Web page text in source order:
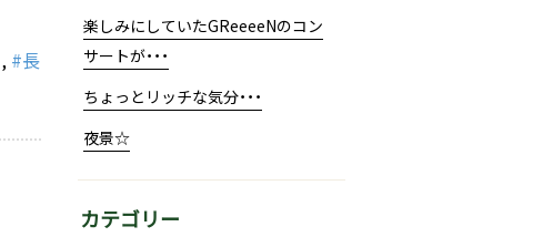
, #長
楽しみにしていたGReeeeNのコン
サートが・・・
ちょっとリッチな気分・・・
夜景☆
カテゴリー